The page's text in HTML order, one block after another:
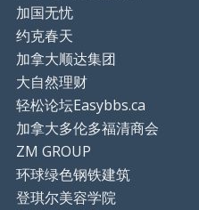
加国无忧
约克春天
加拿大顺达集团
大自然理财
轻松论坛Easybbs.ca
加拿大多伦多福清商会
ZM GROUP
环球绿色钢铁建筑
登琪尔美容学院